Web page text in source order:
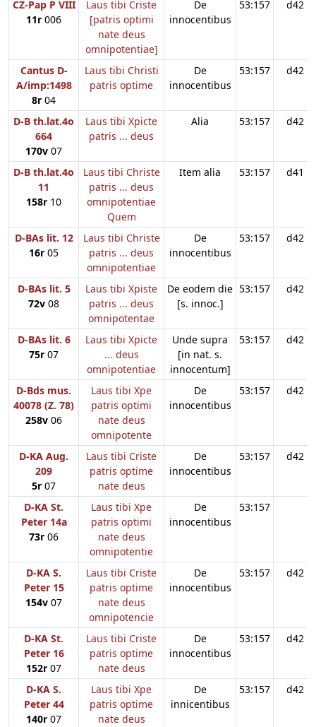
CZ-Pap P VIII
11r 006
Laus tibi Criste
[patris optimi
nate deus
omnipotentiae]
De
innocentibus
53:157 d42
Cantus D-
A/imp:1498
8r 04
Laus tibi Christi
patris optime
De
innocentibus
53:157 d42
D-B th.lat.4o
664
170v 07
Laus tibi Xpicte
patris ... deus
Alia 53:157 d42
D-B th.lat.4o
11
158r 10
Laus tibi Christe
patris ... deus
omnipotentiae
Quem
Item alia 53:157 d41
D-BAs lit. 12
16r 05
Laus tibi Christe
patris ... deus
omnipotentiae
De
innocentibus
53:157 d42
D-BAs lit. 5
72v 08
Laus tibi Xpiste
patris ... deus
omnipotentae
De eodem die
[s. innoc.]
53:157 d42
D-BAs lit. 6
75r 07
Laus tibi Xpicte
... deus
omnipotentiae
Unde supra
[in nat. s.
innocentum]
53:157 d42
D-Bds mus.
40078 (Z. 78)
258v 06
Laus tibi Xpe
patris optimi
nate deus
omnipotente
De
innocentibus
53:157 d42
D-KA Aug.
209
5r 07
Laus tibi Criste
patris optime
nate deus
De
innocentibus
53:157 d42
D-KA St.
Peter 14a
73r 06
Laus tibi Xpe
patris optimi
nate deus
omnipotentie
De
innocentibus
53:157
D-KA S.
Peter 15
154v 07
Laus tibi Criste
patris optime
nate deus
omnipotencie
De
innocentibus
53:157 d42
D-KA St.
Peter 16
152r 07
Laus tibi Criste
patris optime
nate deus
De
innocentibus
53:157 d42
D-KA S.
Peter 44
140r 07
Laus tibi Xpe
patris optime
nate deus
De
innicentibus
53:157 d42